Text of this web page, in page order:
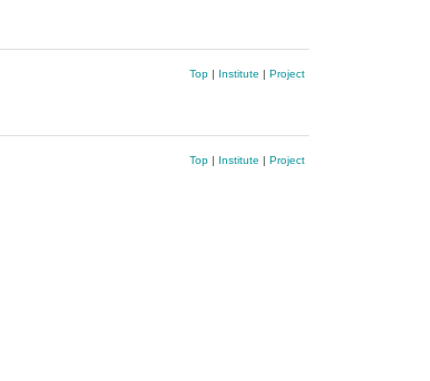
Top| Institute | Project
Top| Institute | Project